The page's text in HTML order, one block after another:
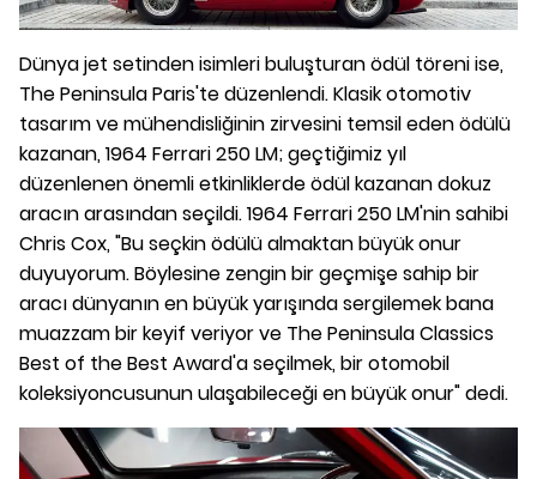
Dünya jet setinden isimleri buluşturan ödül töreni ise,
The Peninsula Paris'te düzenlendi. Klasik otomotiv
tasarım ve mühendisliğinin zirvesini temsil eden ödülü
kazanan, 1964 Ferrari 250 LM; geçtiğimiz yıl
düzenlenen önemli etkinliklerde ödül kazanan dokuz
aracın arasından seçildi. 1964 Ferrari 250 LM'nin sahibi
Chris Cox, "Bu seçkin ödülü almaktan büyük onur
duyuyorum. Böylesine zengin bir geçmişe sahip bir
aracı dünyanın en büyük yarışında sergilemek bana
muazzam bir keyif veriyor ve The Peninsula Classics
Best of the Best Award'a seçilmek, bir otomobil
koleksiyoncusunun ulaşabileceği en büyük onur" dedi.